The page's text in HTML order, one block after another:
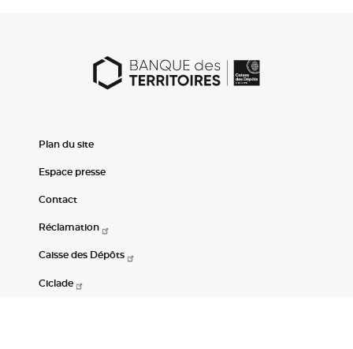
Plan du site
Espace presse
Contact
Réclamation
Caisse des Dépôts
Ciclade